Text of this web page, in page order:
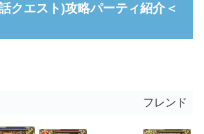
クエスト)攻略パーティ紹介＜
フレンド